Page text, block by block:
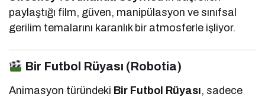
paylaştığı film, güven, manipülasyon ve sınıfsal
gerilim temalarını karanlık bir atmosferle işliyor.
Bir Futbol Rüyası (Robotia)
Animasyon türündeki Bir Futbol Rüyası, sadece